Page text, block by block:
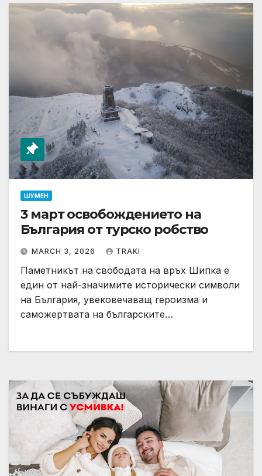
ШУМЕН
3 март освобождението на
България от турско робство
MARCH 3, 2026 TRAKI
Паметникът на свободата на връх Шипка е
един от най-значимите исторически символи
на България, увековечаващ героизма и
саможертвата на българските…